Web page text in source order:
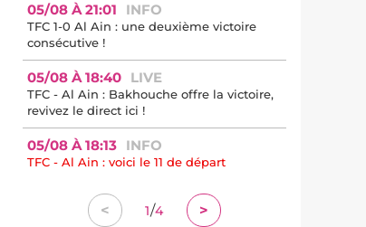
05/08 À 21:01 INFO
TFC 1-0 Al Ain : une deuxième victoire
consécutive !
05/08 À 18:40 LIVE
TFC - Al Ain : Bakhouche offre la victoire,
revivez le direct ici !
05/08 À 18:13 INFO
TFC - Al Ain : voici le 11 de départ
< 1/4 >